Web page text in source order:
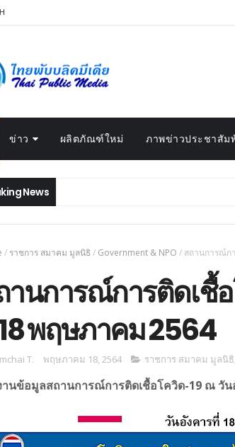
ข่าว ผลิตภัณฑ์ใหม่ ภาพข่าวประชาสัม
News
/ ราชการ สมาคม มูลนิธิ / Government & NPO / สถานการณ์ก
านการณ์การติดเชื้
พฤษภาคม 2564
T. พฤษภาคม 18, 2564 ราชการ สมาคม มูลนิธิ
านข้อมูลสถานการณ์การติดเชื้อโควิด-19 ณ วั